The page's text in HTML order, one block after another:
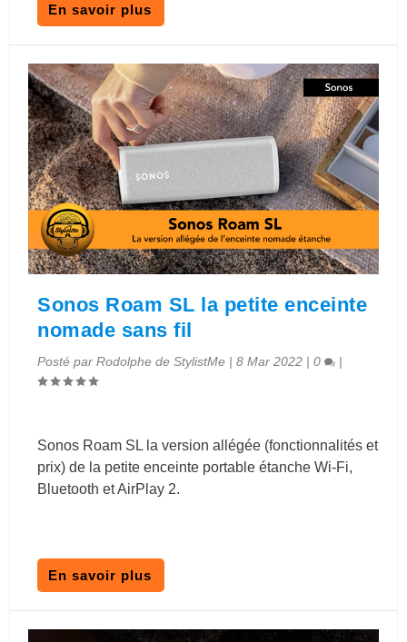
En savoir plus
Sonos Roam SL la petite enceinte
nomade sans fil
Posté parRodolphe de StylistMe |8 Mar 2022 |0 |
Sonos Roam SL la version allégée (fonctionnalités et
prix) de la petite enceinte portable étanche Wi-Fi,
Bluetooth et AirPlay 2.
En savoir plus